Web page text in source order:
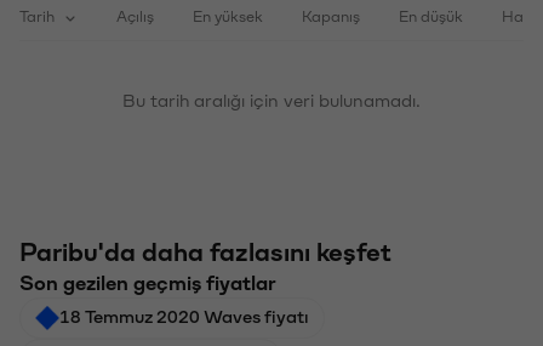
Tarih Açılış En yüksek Kapanış En düşük
Bu tarih aralığı için veri bulunamadı.
Paribu'da daha fazlasını keşfet
Son gezilen geçmiş fiyatlar
18 Temmuz 2020 Waves fiyatı